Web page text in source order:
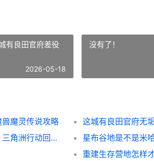
有良田官府差役
2026-05-18
没有了！
魔灵传说攻略
三角洲行动回响技能效果是啥子 三角洲行动回响图片